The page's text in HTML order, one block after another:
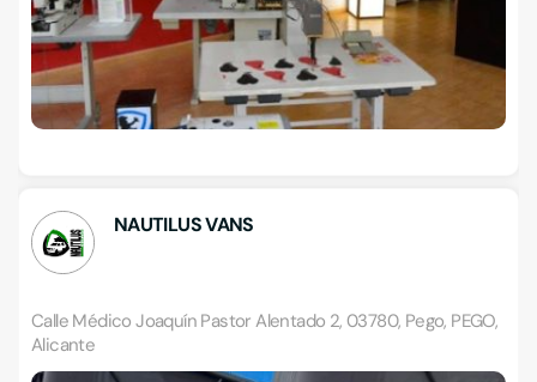
NAUTILUS VANS
Calle Médico Joaquín Pastor Alentado 2, 03780, Pego, PEGO,
Alicante